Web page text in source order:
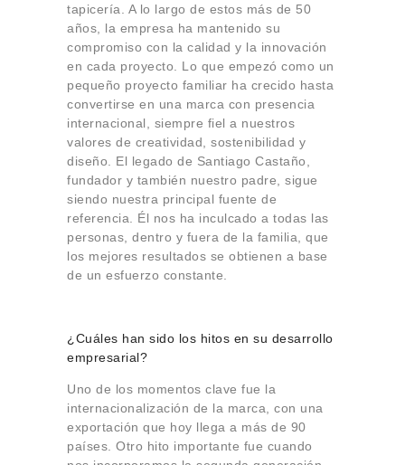
tapicería. A lo largo de estos más de 50
años, la empresa ha mantenido su
compromiso con la calidad y la innovación
en cada proyecto. Lo que empezó como un
pequeño proyecto familiar ha crecido hasta
convertirse en una marca con presencia
internacional, siempre fiel a nuestros
valores de creatividad, sostenibilidad y
diseño. El legado de Santiago Castaño,
fundador y también nuestro padre, sigue
siendo nuestra principal fuente de
referencia. Él nos ha inculcado a todas las
personas, dentro y fuera de la familia, que
los mejores resultados se obtienen a base
de un esfuerzo constante.
¿Cuáles han sido los hitos en su desarrollo
empresarial?
Uno de los momentos clave fue la
internacionalización de la marca, con una
exportación que hoy llega a más de 90
países. Otro hito importante fue cuando